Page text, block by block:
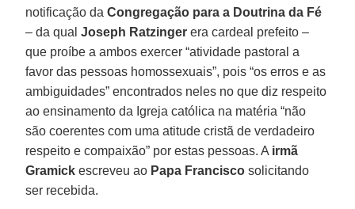
notificação daCongregação para a Doutrina da Fé
– da qualJoseph Ratzinger era cardeal prefeito –
que proíbe a ambos exercer “atividade pastoral a
favor das pessoas homossexuais”, pois “os erros e as
ambiguidades” encontrados neles no que diz respeito
ao ensinamento da Igreja católica na matéria “não
são coerentes com uma atitude cristã de verdadeiro
respeito e compaixão” por estas pessoas. A irmã
Gramick escreveu ao Papa Francisco solicitando
ser recebida.